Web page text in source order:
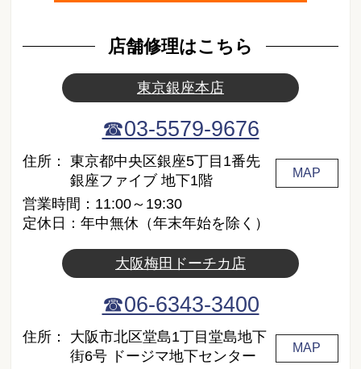
店舗修理はこちら
東京銀座本店
☎03-5579-9676
住所：
東京都中央区銀座5丁目1番先
銀座ファイブ 地下1階
MAP
営業時間：11:00～19:30
定休日：年中無休（年末年始を除く）
大阪梅田ドーチカ店
☎06-6343-3400
住所：
大阪市北区堂島1丁目堂島地下
街6号 ドージマ地下センター
MAP